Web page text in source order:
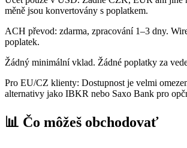
měně jsou konvertovány s poplatkem.
ACH převod: zdarma, zpracování 1–3 dny.
poplatek.
Žádný minimální vklad. Žádné poplatky za
Pro EU/CZ klienty: Dostupnost je velmi
alternativy jako IBKR nebo Saxo Bank pro
📊 Čo môžeš obchodovať